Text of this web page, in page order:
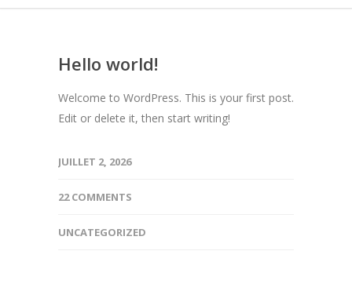
Hello world!
Welcome to WordPress. This is your first post.
Edit or delete it, then start writing!
JUILLET 2, 2026
22 COMMENTS
UNCATEGORIZED